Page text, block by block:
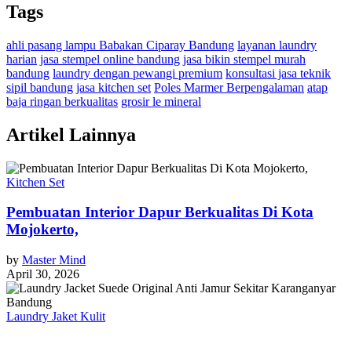
Tags
ahli pasang lampu Babakan Ciparay Bandung layanan laundry
harian jasa stempel online bandung jasa bikin stempel murah
bandung laundry dengan pewangi premium konsultasi jasa teknik
sipil bandung jasa kitchen set Poles Marmer Berpengalaman atap
baja ringan berkualitas grosir le mineral
Artikel Lainnya
Kitchen Set
Pembuatan Interior Dapur Berkualitas Di Kota
Mojokerto,
by Master Mind
April 30, 2026
Laundry Jaket Kulit